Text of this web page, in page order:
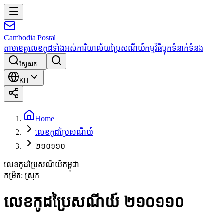
Cambodia Postal
តាមខេត្តលេខកូដទាំងអស់ការិយាល័យប្រៃសណីយ៍កម្មវិធីប្លុកទំនាក់ទំនង
ស្វែងរក...
KH
Home
លេខកូដប្រៃសណីយ៍
២១០១១០
លេខកូដប្រៃសណីយ៍កម្ពុជា
កម្រិត: ស្រុក
លេខកូដប្រៃសណីយ៍ ២១០១១០